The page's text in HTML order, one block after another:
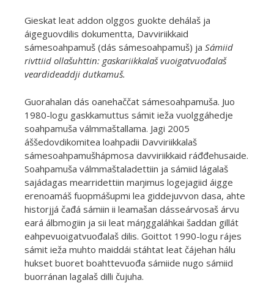
Gieskat leat addon olggos guokte dehálaš ja
áigeguovdilis dokumentta, Davviriikkaid
sámesoahpamuš (dás sámesoahpamuš) ja Sámiid
rivttiid ollašuhttin: gaskariikkalaš vuoigatvuođalaš
veardideaddji dutkamuš.
Guorahalan dás oanehaččat sámesoahpamuša. Juo
1980-logu gaskkamuttus sámit ieža vuolggáhedje
soahpamuša válmmaštallama. Jagi 2005
áššedovdikomitea loahpadii Davviriikkalaš
sámesoahpamušhápmosa davviriikkaid ráđđehusaide.
Soahpamuša válmmaštaladettiin ja sámiid lágalaš
sajádagas mearridettiin maŋimus logejagiid áigge
erenoamáš fuopmášupmi lea giddejuvvon dasa, ahte
historjjá čađá sámiin ii leamašan dásseárvosaš árvu
eará álbmogiin ja sii leat máŋggaláhkai šaddan gillát
eahpevuoigatvuođalaš dilis. Goittot 1990-logu rájes
sámit ieža muhto maiddái stáhtat leat čájehan hálu
hukset buoret boahttevuođa sámiide nugo sámiid
buorránan lagalaš dilli čujuha.